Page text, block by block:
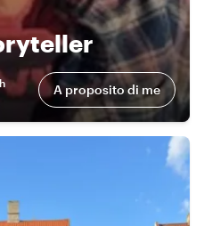
A proposito di me